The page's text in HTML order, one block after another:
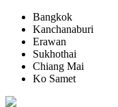
Bangkok
Kanchanaburi
Erawan
Sukhothai
Chiang Mai
Ko Samet